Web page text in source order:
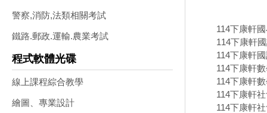
警察,消防,法類相關考試
鐵路.郵政.運輸.農業考試
程式軟體光碟
線上課程綜合教學
繪圖、專業設計
114下康軒
114下康軒
114下康軒
114下康軒
114下康軒
114下康軒
114下康軒